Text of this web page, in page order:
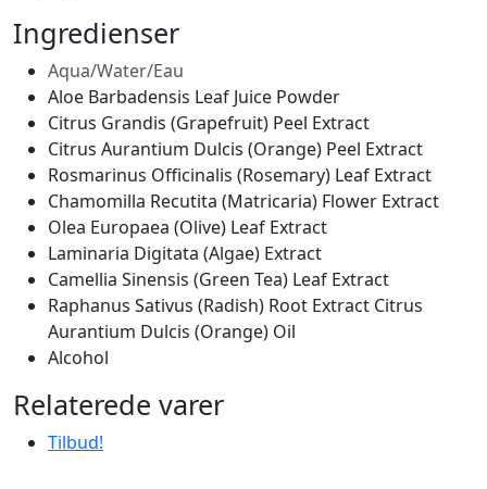
Ingredienser
Aqua/Water/Eau
Aloe Barbadensis Leaf Juice Powder
Citrus Grandis (Grapefruit) Peel Extract
Citrus Aurantium Dulcis (Orange) Peel Extract
Rosmarinus Officinalis (Rosemary) Leaf Extract
Chamomilla Recutita (Matricaria) Flower Extract
Olea Europaea (Olive) Leaf Extract
Laminaria Digitata (Algae) Extract
Camellia Sinensis (Green Tea) Leaf Extract
Raphanus Sativus (Radish) Root Extract Citrus
Aurantium Dulcis (Orange) Oil
Alcohol
Relaterede varer
Tilbud!